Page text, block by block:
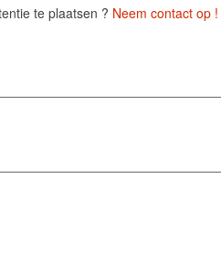
te plaatsen ? Neem contact op !